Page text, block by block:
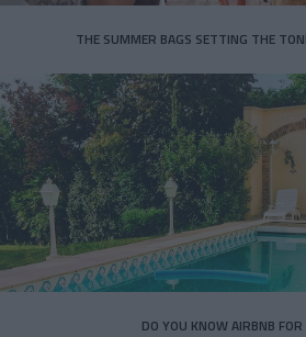
THE SUMMER BAGS SETTING THE
DO YOU KNOW AIRBNB FOR